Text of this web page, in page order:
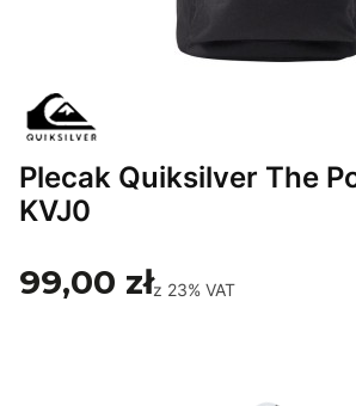
Plecak Quiksilver The
KVJ0
99,00 złz 23% VAT